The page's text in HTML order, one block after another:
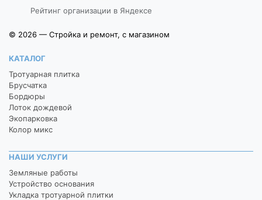
Рейтинг организации в Яндексе
© 2026 — Стройка и ремонт, с магазином
КАТАЛОГ
Тротуарная плитка
Брусчатка
Бордюры
Лоток дождевой
Экопарковка
Колор микс
НАШИ УСЛУГИ
Земляные работы
Устройство основания
Укладка тротуарной плитки